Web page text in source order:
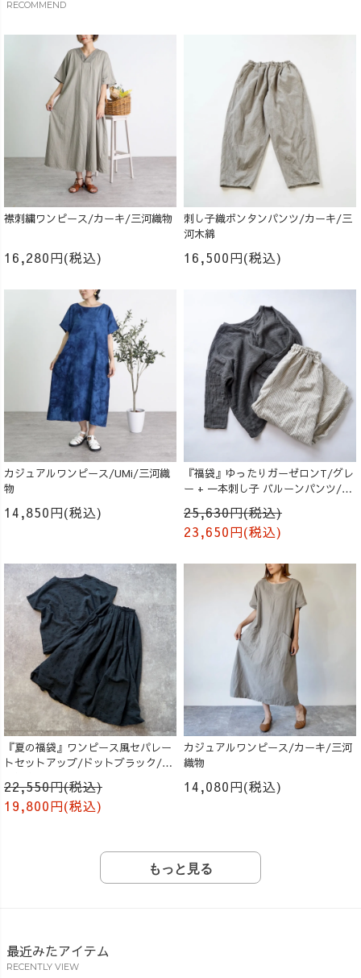
RECOMMEND
襟刺繍ワンピース/カーキ/三河織物
16,280円(税込)
刺し子織ボンタンパンツ/カーキ/三
河木綿
16,500円(税込)
カジュアルワンピース/UMi/三河織
物
14,850円(税込)
『福袋』ゆったりガーゼロンT/グレ
ー + 一本刺し子 バルーンパンツ/生
25,630円(税込)
23,650円(税込)
『夏の福袋』ワンピース風セパレー
トセットアップ/ドットブラック/遠
22,550円(税込)
19,800円(税込)
カジュアルワンピース/カーキ/三河
織物
14,080円(税込)
もっと見る
最近みたアイテム
RECENTLY VIEW